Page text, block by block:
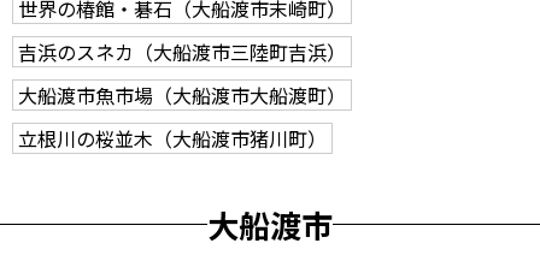
世界の椿館・碁石（大船渡市末崎町）
吉浜のスネカ（大船渡市三陸町吉浜）
大船渡市魚市場（大船渡市大船渡町）
立根川の桜並木（大船渡市猪川町）
大船渡市